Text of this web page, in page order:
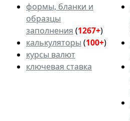
формы, бланки и
образцы
заполнения (1267+)
калькуляторы (100+)
курсы валют
ключевая ставка